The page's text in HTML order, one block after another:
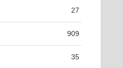
27
909
35